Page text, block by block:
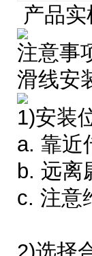
产品实
注意事
滑线安
1)安装
a. 靠近
b. 远离
c. 注意